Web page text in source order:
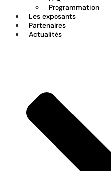
Programmation
Les exposants
Partenaires
Actualités